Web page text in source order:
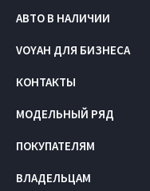
АВТО В НАЛИЧИИ
VOYAH ДЛЯ БИЗНЕСА
КОНТАКТЫ
МОДЕЛЬНЫЙ РЯД
ПОКУПАТЕЛЯМ
ВЛАДЕЛЬЦАМ